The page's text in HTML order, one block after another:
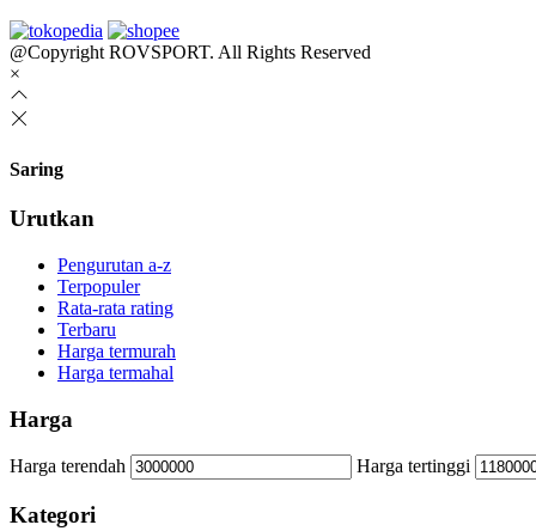
@Copyright ROVSPORT. All Rights Reserved
×
Saring
Urutkan
Pengurutan a-z
Terpopuler
Rata-rata rating
Terbaru
Harga termurah
Harga termahal
Harga
Harga terendah Harga tertinggi
Kategori